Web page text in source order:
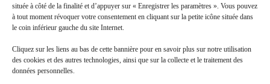
située à côté de la finalité et d’appuyer sur « Enregistrer les paramètres ». Vous pouvez
à tout moment révoquer votre consentement en cliquant sur la petite icône située dans
le coin inférieur gauche du site Internet.
Cliquez sur les liens au bas de cette bannière pour en savoir plus sur notre utilisation
des cookies et des autres technologies, ainsi que sur la collecte et le traitement des
données personnelles.